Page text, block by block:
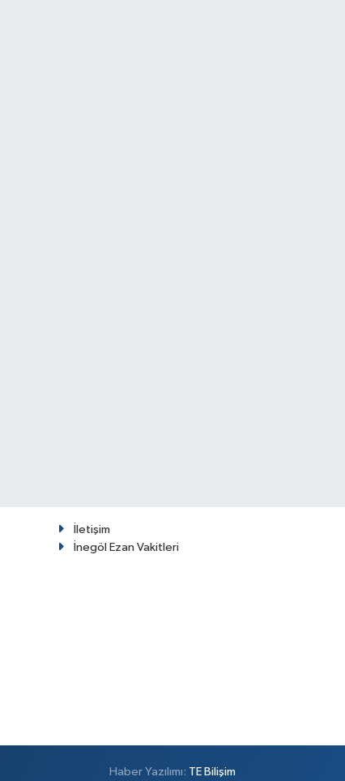
İletişim
İnegöl Ezan Vakitleri
Haber Yazılımı: TE Bilişim